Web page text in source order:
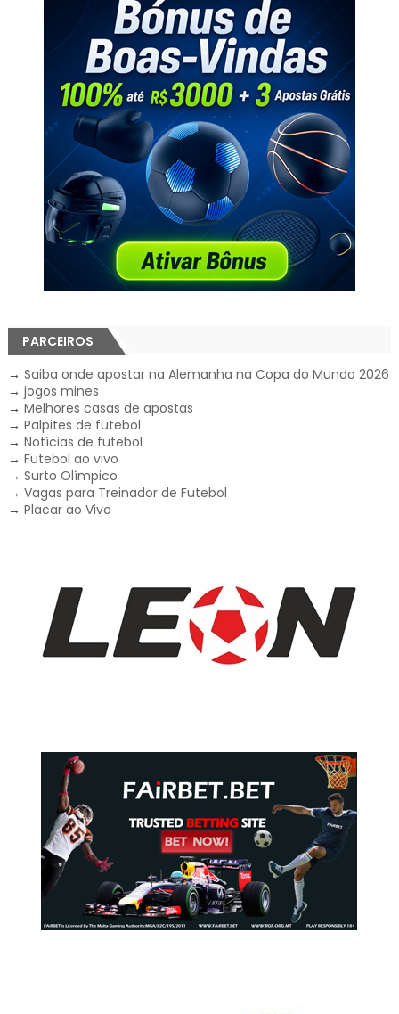
PARCEIROS
→ Saiba onde apostar na Alemanha na Copa do Mundo 2026
→ jogos mines
→ Melhores casas de apostas
→ Palpites de futebol
→ Notícias de futebol
→ Futebol ao vivo
→ Surto Olímpico
→ Vagas para Treinador de Futebol
→ Placar ao Vivo